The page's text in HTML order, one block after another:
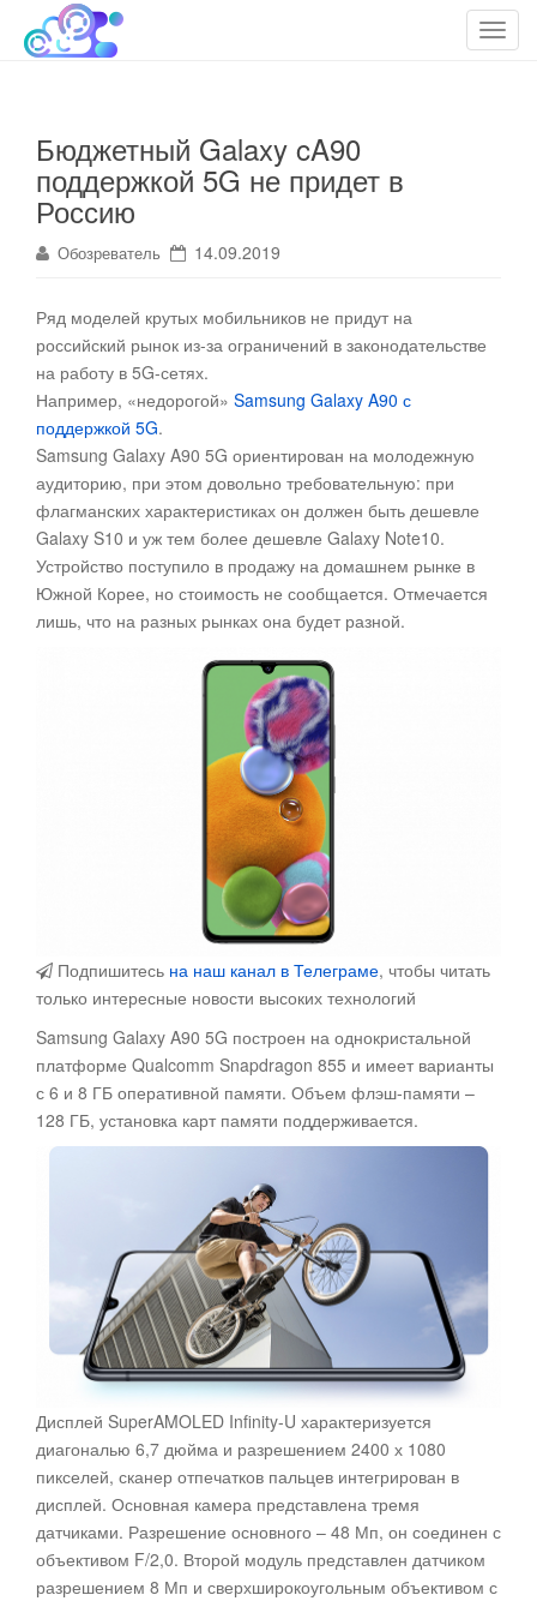
T
Облако технологий
cloudteh.ru
Бюджетный Galaxy cA90
поддержкой 5G не придет в
Россию
Обозреватель 14.09.2019
Ряд моделей крутых мобильников не придут на
российский рынок из-за ограничений в законодательстве
на работу в 5G-сетях.
Например, «недорогой» Samsung Galaxy A90 с
поддержкой 5G.
Samsung Galaxy A90 5G ориентирован на молодежную
аудиторию, при этом довольно требовательную: при
флагманских характеристиках он должен быть дешевле
Galaxy S10 и уж тем более дешевле Galaxy Note10.
Устройство поступило в продажу на домашнем рынке в
Южной Корее, но стоимость не сообщается. Отмечается
лишь, что на разных рынках она будет разной.
Подпишитесь на наш канал в Телеграме, чтобы читать
только интересные новости высоких технологий
Samsung Galaxy A90 5G построен на однокристальной
платформе Qualcomm Snapdragon 855 и имеет варианты
с 6 и 8 ГБ оперативной памяти. Объем флэш-памяти –
128 ГБ, установка карт памяти поддерживается.
Дисплей SuperAMOLED Infinity-U характеризуется
диагональю 6,7 дюйма и разрешением 2400 х 1080
пикселей, сканер отпечатков пальцев интегрирован в
дисплей. Основная камера представлена тремя
датчиками. Разрешение основного – 48 Мп, он соединен с
объективом F/2,0. Второй модуль представлен датчиком
разрешением 8 Мп и сверхширокоугольным объективом с